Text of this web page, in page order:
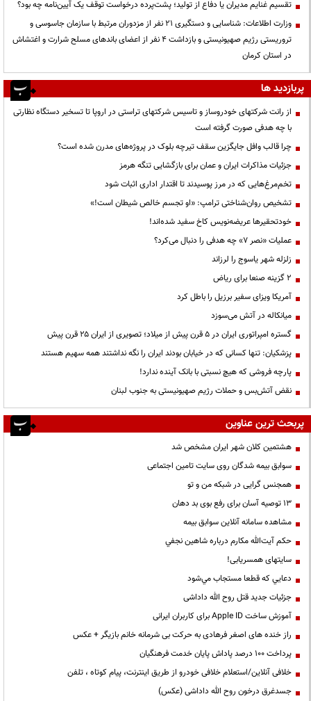
تقسیم غنایم مدیران یا دفاع از تولید؛ پشت‌پرده درخواست توقف یک آیین‌نامه چه بود؟
وزارت اطلاعات: شناسایی و دستگیری ۲۱ نفر از مزدوران مرتبط با سازمان جاسوسی و
تروریستی رژیم صهیونیستی و بازداشت ۴ نفر از اعضای باندهای مسلح شرارت و اغتشاش
در استان کرمان
پربازدید ها
از رانت‌ شرکتهای خودروساز و تاسیس شرکتهای تراستی در اروپا تا تسخیر دستگاه نظارتی
با چه هدفی صورت گرفته است
چرا قالب وافل جایگزین سقف تیرچه بلوک در پروژه‌های مدرن شده است؟
جزئیات مذاکرات ایران و عمان برای بازگشایی تنگه هرمز
تخم‌مرغ‌هایی که در مرز پوسیدند تا اقتدار اداری اثبات شود
تشخیص روان‌شناختی ترامپ: «او تجسم خالص شیطان است!»
خودتحقیرها عریضه‌نویس کاخ سفید شده‌اند!
عملیات «نصر ۷» چه هدفی را دنبال می‌کرد؟
زلزله شهر یاسوج را لرزاند
۲ گزینه صنعا برای ریاض
آمریکا ویزای سفیر برزیل را باطل کرد
میانکاله در آتش می‌سوزد
گستره امپراتوری ایران در ۵ قرن پیش از میلاد؛ تصویری از ایران ۲۵ قرن پیش
پزشکیان: تنها کسانی که در خیابان بودند ایران را نگه نداشتند همه سهیم هستند
پارچه فروشی که هیچ نسبتی با بانک آینده ندارد!
نقض آتش‌بس و حملات رژیم صهیونیستی به جنوب لبنان
پربحث ترین عناوین
هشتمین کلان شهر ایران مشخص شد
سوابق بیمه شدگان روی سایت تامین اجتماعی
همجنس گرایی در شبکه من و تو
13 توصیه آسان برای رفع بوی بد دهان
مشاهده سامانه آنلاين سوابق بیمه
حكم آيت‌الله مكارم درباره شاهين نجفي
سایتهای همسریابی!
دعايي كه قطعا مستجاب مي‌شود
جزئیات جدید قتل روح الله داداشی
آموزش ساخت Apple ID برای کاربران ایرانی
راز خنده های اصغر فرهادی به حرکت بی شرمانه خانم بازیگر + عکس
پرداخت ۱۰۰ درصد پاداش پایان خدمت فرهنگیان
خلافی آنلاین/استعلام خلافی خودرو از طریق اینترنت، پیام کوتاه ، تلفن
جسدغرق درخون روح الله داداشی (عکس)